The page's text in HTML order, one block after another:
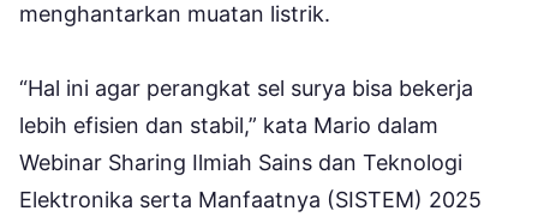
menghantarkan muatan listrik.
“Hal ini agar perangkat sel surya bisa bekerja
lebih efisien dan stabil,” kata Mario dalam
Webinar Sharing Ilmiah Sains dan Teknologi
Elektronika serta Manfaatnya (SISTEM) 2025